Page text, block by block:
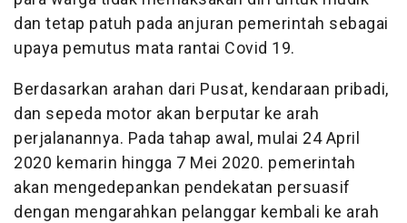
dan tetap patuh pada anjuran pemerintah sebagai
upaya pemutus mata rantai Covid 19.
Berdasarkan arahan dari Pusat, kendaraan pribadi,
dan sepeda motor akan berputar ke arah
perjalanannya. Pada tahap awal, mulai 24 April
2020 kemarin hingga 7 Mei 2020. pemerintah
akan mengedepankan pendekatan persuasif
dengan mengarahkan pelanggar kembali ke arah